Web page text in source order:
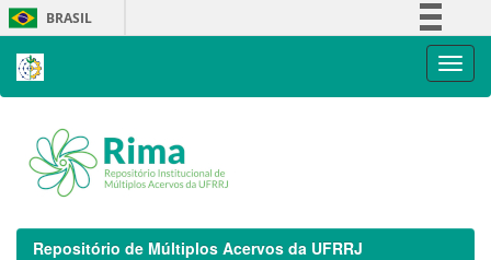
Skip
navigation
BRASIL
Repositório de Múltiplos Acervos da UFRRJ